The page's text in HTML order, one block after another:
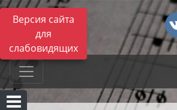
Версия сайта
для
слабовидящих